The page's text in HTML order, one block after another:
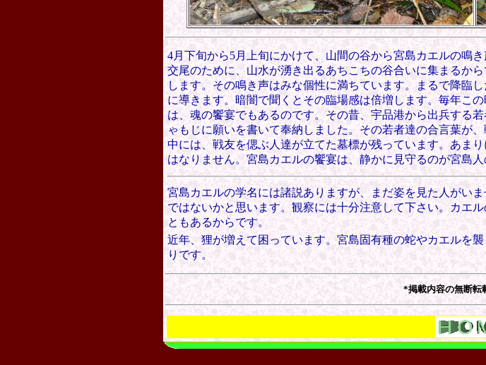
4月下旬から5月上旬にかけて、山間の谷から宮島カエルの鳴
交尾のために、山水が湧き出るあちこちの谷合いに集まるか
します。その鳴き声はみな個性に満ちています。まるで降臨
に導きます。暗闇で聞くとその臨場感は倍増します。毎年こ
は、魂の饗宴でもあるのです。その昔、宇品港から出兵する
ゃもじに願いを書いて奉納しました。その若者達の合言葉が
中には、戦友を偲ぶ人達が立てた墓標が残っています。あま
はなりません。宮島カエルの饗宴は、静かに見守るのが宮島人
宮島カエルの学名には諸説ありますが、まだ姿を見た人がい
ではないかと思います。観察には十分注意して下さい。カエ
ともあるからです。
近年、狸が増えて困っています。宮島固有種の蛇やカエルを
りです。
*掲載内容の無断転